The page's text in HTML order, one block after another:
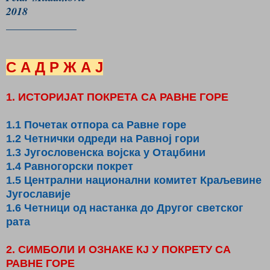
2018
С А Д Р Ж А Ј
1. ИСТОРИЈАТ ПОКРЕТА СА РАВНЕ ГОРЕ
1.1 Почетак отпора са Равне горе
1.2 Четнички одреди на Равној гори
1.3 Југословенска војска у Отаџбини
1.4 Равногорски покрет
1.5 Централни национални комитет Краљевине
Југославије
1.6 Четници од настанка до Другог светског
рата
2. СИМБОЛИ И ОЗНАКЕ КЈ У ПОКРЕТУ СА
РАВНЕ ГОРЕ